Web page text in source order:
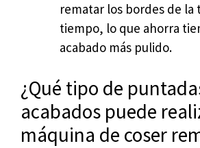
rematar los bordes de la
tiempo, lo que ahorra
acabado más pulido.
¿Qué tipo de
acabados puede
máquina de coser